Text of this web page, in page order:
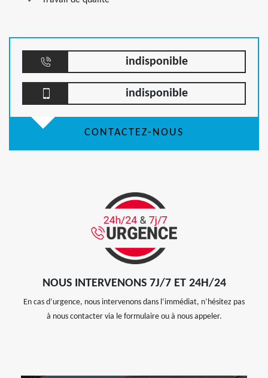
indisponible
indisponible
CONTACTEZ-NOUS
NOUS INTERVENONS 7J/7 ET 24H/24
En cas d’urgence, nous intervenons dans l’immédiat, n’hésitez pas
à nous contacter via le formulaire ou à nous appeler.